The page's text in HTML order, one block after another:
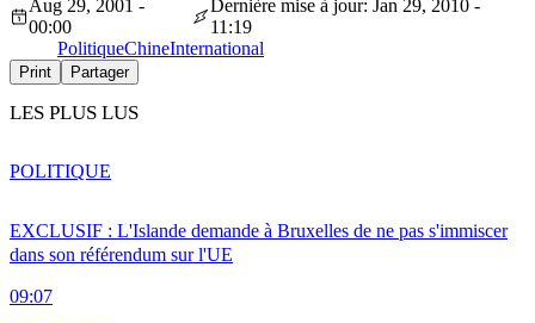
Aug 29, 2001 -
00:00
Dernière mise à jour: Jan 29, 2010 -
11:19
PolitiqueChineInternational
Print Partager
LES PLUS LUS
EXCLUSIF : L'Islande demande à Bruxelles de ne pas s'immiscer
dans son référendum sur l'UE
09:07
POLITIQUE